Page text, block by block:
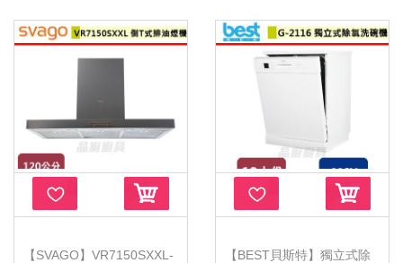
【SVAGO】VR7150SXXL-
【BEST貝斯特】獨立式除